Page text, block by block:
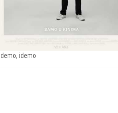
Idemo, idemo